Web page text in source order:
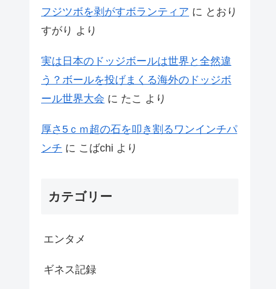
フジツボを剥がすボランティア に とおり
すがり より
実は日本のドッジボールは世界と全然違
う？ボールを投げまくる海外のドッジボ
ール世界大会 に たこ より
厚さ5ｃｍ超の石を叩き割るワンインチパ
ンチ に こばchi より
カテゴリー
エンタメ
ギネス記録